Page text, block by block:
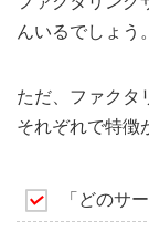
んいるでしょう。
ただ、ファクタ
それぞれで特徴
「どのサ